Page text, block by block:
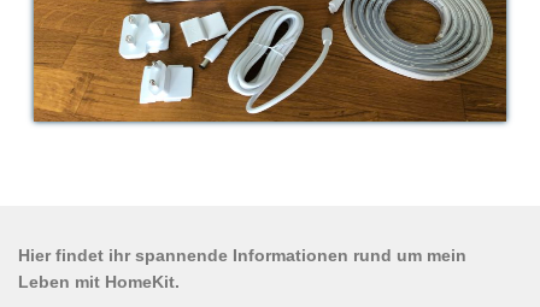
Hier findet ihr spannende Informationen rund um mein
Leben mit HomeKit.